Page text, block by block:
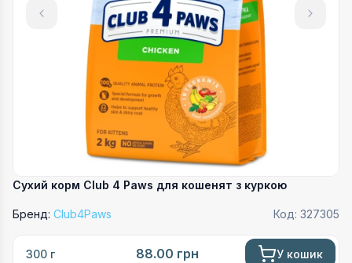
Сухий корм Club 4 Paws для кошенят з куркою
Бренд: Club4Paws Код: 327305
300 г 88.00 грн У кошик